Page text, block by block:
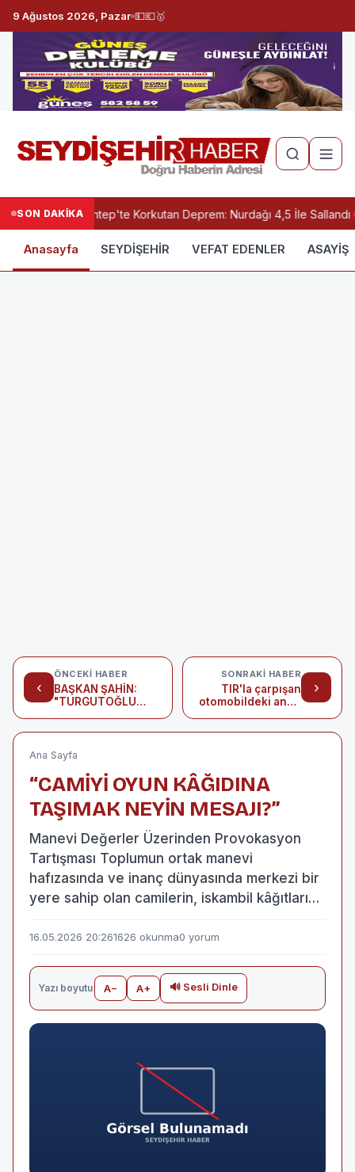
9 Ağustos 2026, Pazar 💵💶🥇
SON DAKİKAGaziantep'te Korkutan Deprem: Nurdağı 4,5 İle Sallandı
Anasayfa SEYDİŞEHİR VEFAT EDENLER ASAYİŞ
‹
ÖNCEKI HABER
BAŞKAN ŞAHİN:
"TURGUTOĞLU
TUTACAĞIZ"
›
SONRAKI HABER
TIR'la çarpışan
otomobildeki anne
Ana Sayfa
“CAMİYİ OYUN KÂĞIDINA
TAŞIMAK NEYİN MESAJI?”
Manevi Değerler Üzerinden Provokasyon
Tartışması Toplumun ortak manevi
hafızasında ve inanç dünyasında merkezi bir
yere sahip olan camilerin, iskambil kâğıtları…
16.05.2026 20:261626 okunma0 yorum
Yazı boyutu A− A+ 🔊 Sesli Dinle